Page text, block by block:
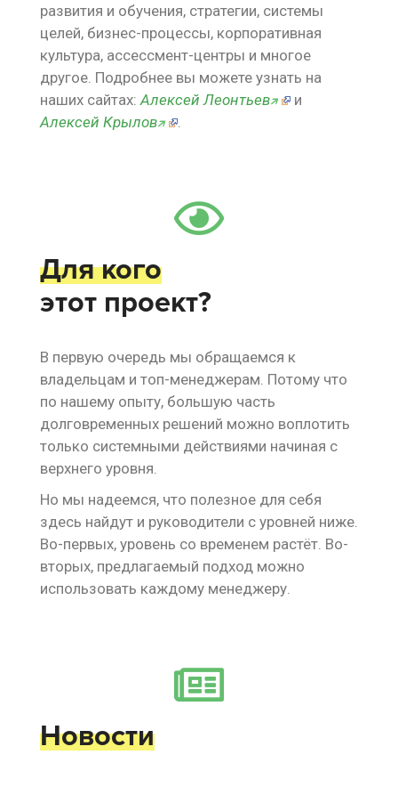
развития и обучения, стратегии, системы
целей, бизнес-процессы, корпоративная
культура, ассессмент-центры и многое
другое. Подробнее вы можете узнать на
наших сайтах:Алексей Леонтьев🡭
и
Алексей Крылов🡭 .
Для кого
этот проект?
В первую очередь мы обращаемся к
владельцам и топ-менеджерам. Потому что
по нашему опыту, большую часть
долговременных решений можно воплотить
только системными действиями начиная с
верхнего уровня.
Но мы надеемся, что полезное для себя
здесь найдут и руководители с уровней ниже.
Во-первых, уровень со временем растёт. Во-
вторых, предлагаемый подход можно
использовать каждому менеджеру.
Новости